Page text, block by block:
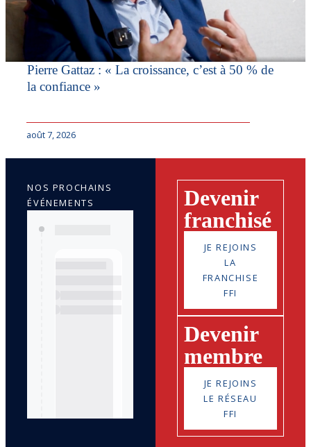
Pierre Gattaz : « La croissance, c’est à 50 % de
la confiance »
août 7, 2026
Devenir
franchisé
JE REJOINS
LA
FRANCHISE
FFI
Devenir
membre
JE REJOINS
LE RÉSEAU
FFI
NOS PROCHAINS
ÉVÉNEMENTS